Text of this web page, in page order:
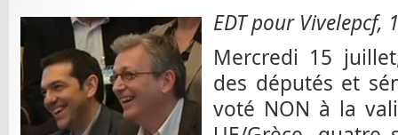
EDT pour
Mercredi 15
des députés et
voté NON à la